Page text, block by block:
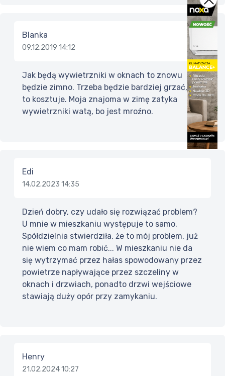
Blanka
09.12.2019 14:12
Jak będą wywietrzniki w oknach to znowu
będzie zimno. Trzeba będzie bardziej grzać, a
to kosztuje. Moja znajoma w zimę zatyka
wywietrzniki watą, bo jest mroźno.
Edi
14.02.2023 14:35
Dzień dobry, czy udało się rozwiązać problem?
U mnie w mieszkaniu występuje to samo.
Spółdzielnia stwierdziła, że to mój problem, już
nie wiem co mam robić... W mieszkaniu nie da
się wytrzymać przez hałas spowodowany przez
powietrze napływające przez szczeliny w
oknach i drzwiach, ponadto drzwi wejściowe
stawiają duży opór przy zamykaniu.
Henry
21.02.2024 10:27